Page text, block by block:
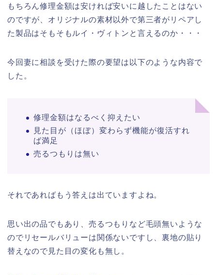
もちろん修理金額は安ければ安いに越したことはない
のですが、オリジナルの素材以外で第三者がリペアし
た製品はそもそもルイ・ヴィトンと言えるのか・・・
今回妻に相談を受けた際の要望は以下のような内容で
した。
修理金額はなるべく抑えたい
見た目が（ほぼ）変わらず機能が復活すれ
ば満足
売るつもりは無い
それであればもう答えは出ていますよね。
思い出の品でもあり、売るつもりなど毛頭無いような
のでリセールバリューは関係ないですし、裏地の貼り
替えなので見た目の変化も無し。